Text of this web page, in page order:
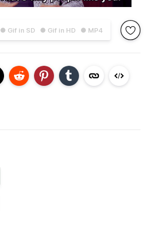
● Gif in SD ● Gif in HD ● MP4